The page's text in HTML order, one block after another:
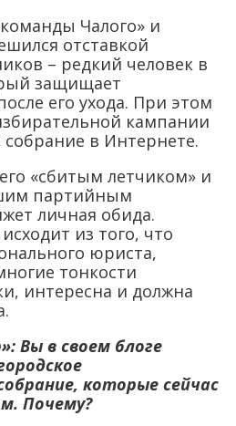
Чалого» и
отставкой
– редкий человек в
защищает
его ухода. При этом
кампании
собрание в Интернете.
«сбитым летчиком» и
партийным
личная обида.
из того, что
юриста,
тонкости
интересна и должна
Вы в своем блоге
которые сейчас
Почему?